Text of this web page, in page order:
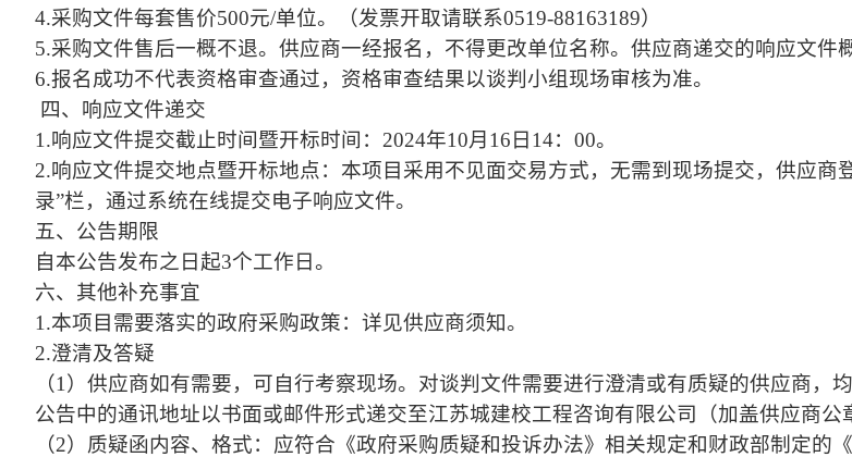
4.采购文件每套售价500元/单位。（发票开取请联系0519-88163189）
5.采购文件售后一概不退。供应商一经报名，不得更改单位名称。供应商递交的响应文件
6.报名成功不代表资格审查通过，资格审查结果以谈判小组现场审核为准。
四、响应文件递交
1.响应文件提交截止时间暨开标时间：2024年10月16日14：00。
2.响应文件提交地点暨开标地点：本项目采用不见面交易方式，无需到现场提交，供应商
录”栏，通过系统在线提交电子响应文件。
五、公告期限
自本公告发布之日起3个工作日。
六、其他补充事宜
1.本项目需要落实的政府采购政策：详见供应商须知。
2.澄清及答疑
（1）供应商如有需要，可自行考察现场。对谈判文件需要进行澄清或有质疑的供应商，
公告中的通讯地址以书面或邮件形式递交至江苏城建校工程咨询有限公司（加盖供应商公
（2）质疑函内容、格式：应符合《政府采购质疑和投诉办法》相关规定和财政部制定的